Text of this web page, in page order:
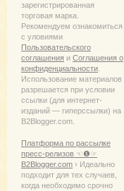
зарегистрированная
торговая марка.
Рекомендуем ознакомиться
с уловиями
Пользовательского
соглашения и Соглашения о
конфиденциальности
Использование материалов
разрешается при условии
ссылки (для интернет-
изданий — гиперссылки) на
B2Blogger.com.
Платформа по рассылке
пресс-релизов ☜❶☞
B2Blogger.com › Идеально
подходит для тех случаев,
когда необходимо срочно